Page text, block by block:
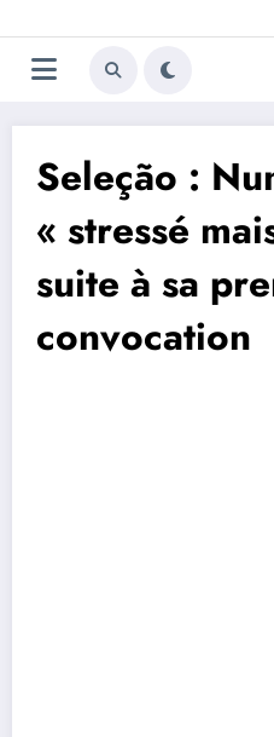
au
contenu
Seleção :
« stressé
suite à sa
convocation